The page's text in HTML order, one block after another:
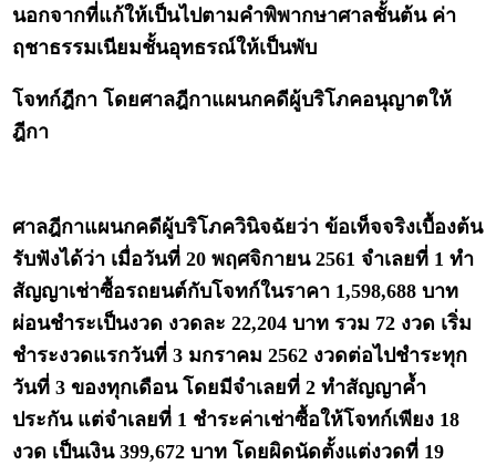
นอกจากที่แก้ให้เป็นไปตามคำพิพากษาศาลชั้นต้น ค่า
ฤชาธรรมเนียมชั้นอุทธรณ์ให้เป็นพับ
โจทก์ฎีกา โดยศาลฎีกาแผนกคดีผู้บริโภคอนุญาตให้
ฎีกา
ศาลฎีกาแผนกคดีผู้บริโภควินิจฉัยว่า ข้อเท็จจริงเบื้องต้น
รับฟังได้ว่า เมื่อวันที่ 20 พฤศจิกายน 2561 จำเลยที่ 1 ทำ
สัญญาเช่าซื้อรถยนต์กับโจทก์ในราคา 1,598,688 บาท
ผ่อนชำระเป็นงวด งวดละ 22,204 บาท รวม 72 งวด เริ่ม
ชำระงวดแรกวันที่ 3 มกราคม 2562 งวดต่อไปชำระทุก
วันที่ 3 ของทุกเดือน โดยมีจำเลยที่ 2 ทำสัญญาค้ำ
ประกัน แต่จำเลยที่ 1 ชำระค่าเช่าซื้อให้โจทก์เพียง 18
งวด เป็นเงิน 399,672 บาท โดยผิดนัดตั้งแต่งวดที่ 19